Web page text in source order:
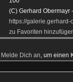
(C) Gerhard Obermayr
https://
zu Favoriten
Melde Dich an, um einen